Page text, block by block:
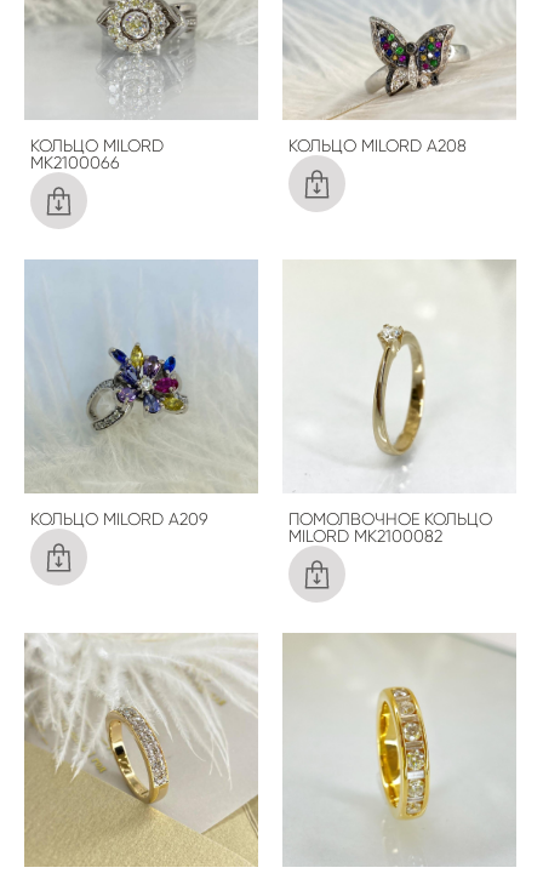
КОЛЬЦО MILORD
MK2100066
КОЛЬЦО MILORD A208
КОЛЬЦО MILORD A209
ПОМОЛВОЧНОЕ КОЛЬЦО
MILORD MK2100082